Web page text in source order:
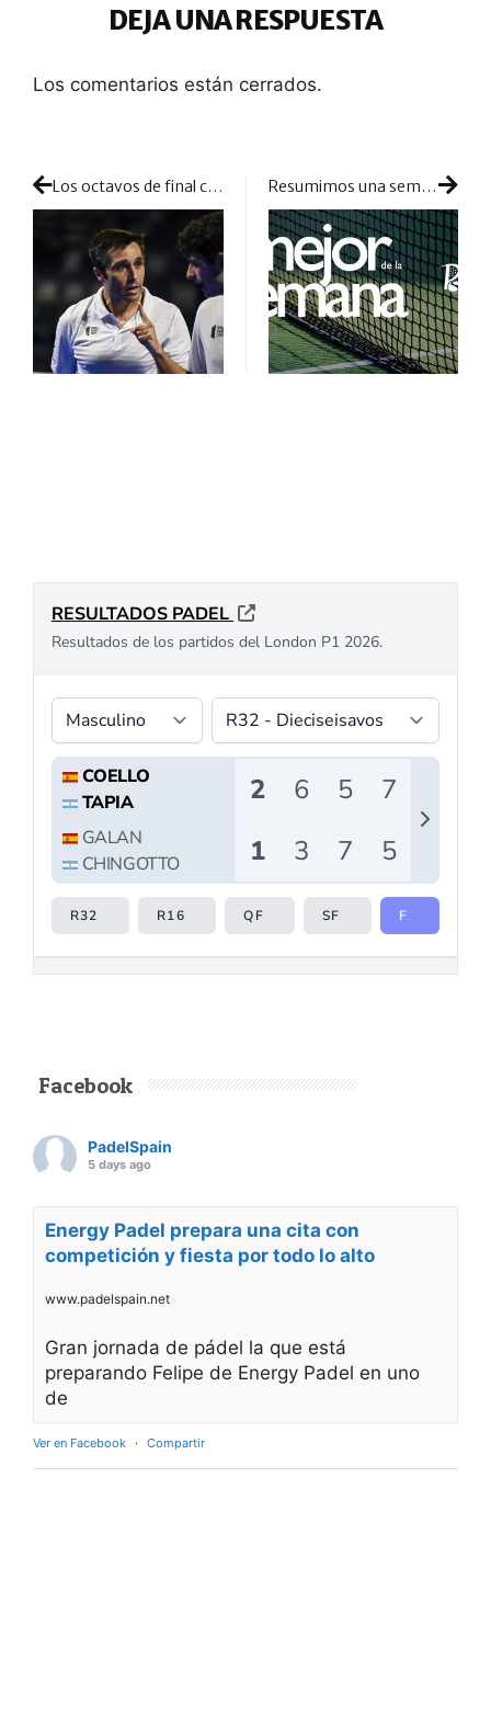
DEJA UNA RESPUESTA
Los comentarios están cerrados.
Los octavos de final cierran el día con muchas subidas y bajadas: montaña rusa en Dinamarca para todos los favoritos Resumimos una semana de torneos, anuncios y novedades varias en el mundo del pádel
Facebook
PadelSpain
5 days ago
Energy Padel prepara una cita con
competición y fiesta por todo lo alto
www.padelspain.net
Gran jornada de pádel la que está
preparando Felipe de Energy Padel en uno
de
Ver en Facebook · Compartir